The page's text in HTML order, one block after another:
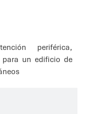
periférica,
para un edificio de